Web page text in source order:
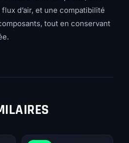
d’air, et une compatibilité
tout en conservant